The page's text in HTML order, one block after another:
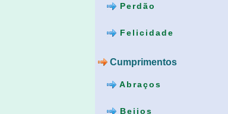
Perdão
Felicidade
Cumprimentos
Abraços
Beijos